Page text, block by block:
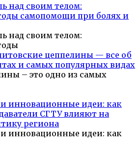
над своим телом:
самопомощи при болях и
над своим телом:
цеппелины — все об
и самых популярных видах
– это одно из самых
инновационные идеи: как
СГТУ влияют на
региона
инновационные идеи: как